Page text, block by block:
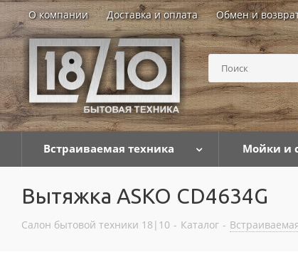
О компании Доставка и оплата Обмен и
Встраиваемая техника Мойки и
Вытяжка ASKO CD4634G
Салон бытовой техники 18|10 - Каталог -